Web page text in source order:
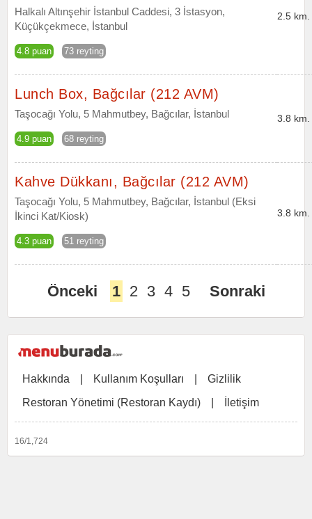
Halkalı Altınşehir İstanbul Caddesi, 3 İstasyon,
Küçükçekmece, İstanbul
4.8 puan 73 reyting
2.5 km.
Lunch Box, Bağcılar (212 AVM)
Taşocağı Yolu, 5 Mahmutbey, Bağcılar, İstanbul
4.9 puan 68 reyting
3.8 km.
Kahve Dükkanı, Bağcılar (212 AVM)
Taşocağı Yolu, 5 Mahmutbey, Bağcılar, İstanbul (Eksi
İkinci Kat/Kiosk)
4.3 puan 51 reyting
3.8 km.
Önceki 1 2 3 4 5 Sonraki
Hakkında Kullanım Koşulları
Gizlilik
Restoran Yönetimi (Restoran Kaydı)
İletişim
16/1,724